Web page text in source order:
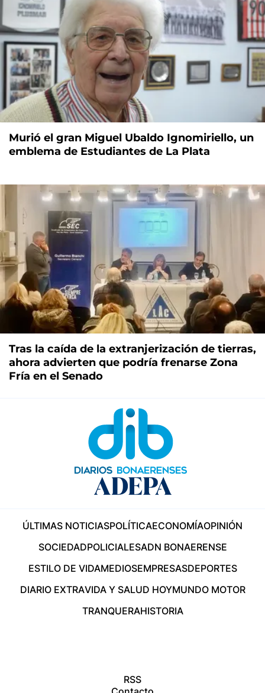
Murió el gran Miguel Ubaldo Ignomiriello, un
emblema de Estudiantes de La Plata
Tras la caída de la extranjerización de tierras,
ahora advierten que podría frenarse Zona
Fría en el Senado
ÚLTIMAS NOTICIASPOLÍTICAECONOMÍAOPINIÓN
SOCIEDADPOLICIALESADN BONAERENSE
ESTILO DE VIDAMEDIOSEMPRESASDEPORTES
DIARIO EXTRAVIDA Y SALUD HOYMUNDO MOTOR
TRANQUERAHISTORIA
RSS